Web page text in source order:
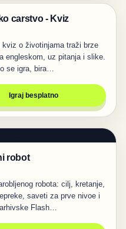
carstvo - Kviz
kviz o životinjama traži brze
engleskom, uz pitanja i slike.
se igra, bira…
Igraj besplatno
robot
robota: cilj, kretanje,
saveti za prve nivoe i
Flash…